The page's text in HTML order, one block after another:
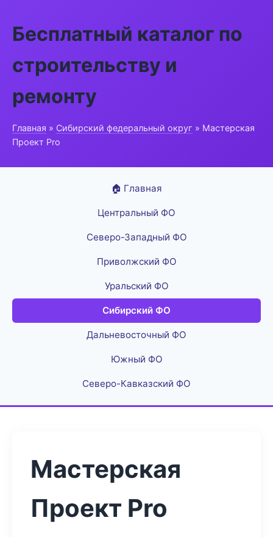
Бесплатный каталог по
строительству и
ремонту
Главная » Сибирский федеральный округ » Мастерская
Проект Pro
🏠 Главная
Центральный ФО
Северо-Западный ФО
Приволжский ФО
Уральский ФО
Сибирский ФО
Дальневосточный ФО
Южный ФО
Северо-Кавказский ФО
Мастерская
Проект Pro